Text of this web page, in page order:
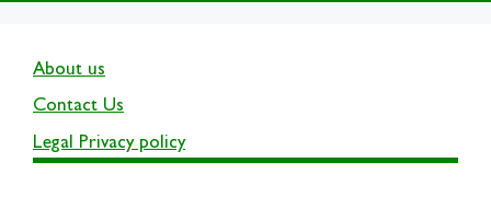
About us
Contact Us
Legal Privacy policy